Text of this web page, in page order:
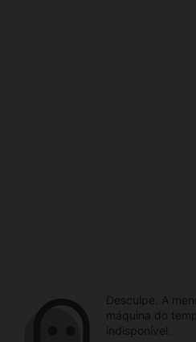
Desculpe. A
máquina do
indisponível.